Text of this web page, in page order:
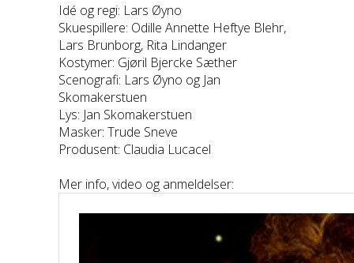
Idé og regi: Lars Øyno
Skuespillere: Odille Annette Heftye Blehr,
Lars Brunborg, Rita Lindanger
Kostymer: Gjøril Bjercke Sæther
Scenografi: Lars Øyno og Jan
Skomakerstuen
Lys: Jan Skomakerstuen
Masker: Trude Sneve
Produsent: Claudia Lucacel
Mer info, video og anmeldelser: